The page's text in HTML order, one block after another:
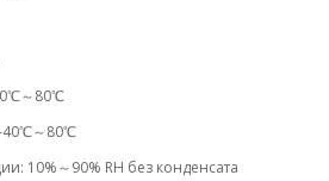
～80℃
40℃～80℃
10%～90% RH без конденсата